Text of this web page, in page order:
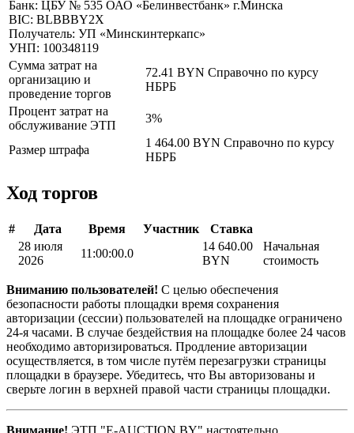
Банк: ЦБУ № 535 ОАО «Белинвестбанк» г.Минска
BIC: BLBBBY2X
Получатель: УП «Минскинтеркапс»
УНП: 100348119
Сумма затрат на
организацию и
проведение торгов
72.41 BYN Справочно по курсу
НБРБ
Процент затрат на
обслуживание ЭТП
3%
Размер штрафа
1 464.00 BYN Справочно по курсу
НБРБ
Ход торгов
# Дата Время Участник
Ставка
28 июля
2026
11:00:00.0
14 640.00
BYN
Начальная
стоимость
Вниманию пользователей! С целью обеспечения
безопасности работы площадки время сохранения
авторизации (сессии) пользователей на площадке ограничено
24-я часами. В случае бездействия на площадке более 24 часов
необходимо авторизироваться. Продление авторизации
осуществляется, в том числе путём перезагрузки страницы
площадки в браузере. Убедитесь, что Вы авторизованы и
сверьте логин в верхней правой части страницы площадки.
Внимание! ЭТП "E-AUCTION.BY" настоятельно